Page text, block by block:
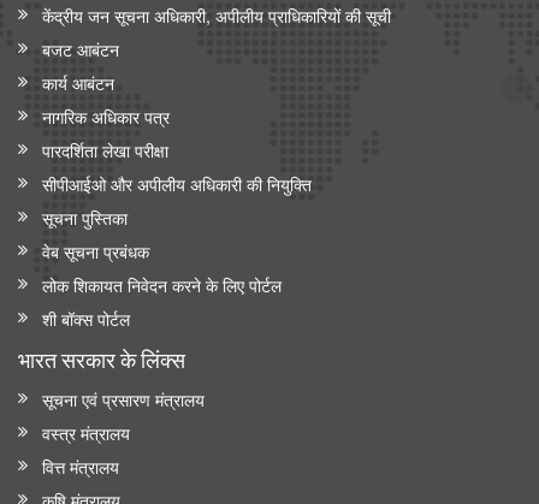
केंद्रीय जन सूचना अधिकारी, अपीलीय प्राधिकारियों की सूची
बजट आबंटन
कार्य आबंटन
नागरिक अधिकार पत्र
पारदर्शिता लेखा परीक्षा
सीपीआईओ और अपी‍लीय अधिकारी की नियुक्ति
सूचना पुस्तिका
वेब सूचना प्रबंधक
लोक शिकायत निवेदन करने के लिए पोर्टल
शी बॉक्स पोर्टल
भारत सरकार के लिंक्‍स
सूचना एवं प्रसारण मंत्रालय
वस्त्र मंत्रालय
वित्त मंत्रालय